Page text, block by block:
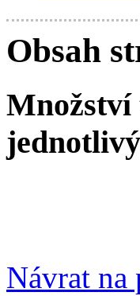
Obsah
Množství
Návrat na